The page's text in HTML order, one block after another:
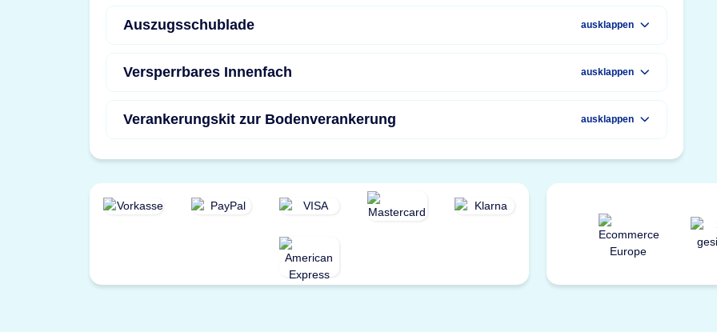
Auszugsschublade ausklappen
Versperrbares Innenfach ausklappen
Verankerungskit zur Bodenverankerung ausklappen